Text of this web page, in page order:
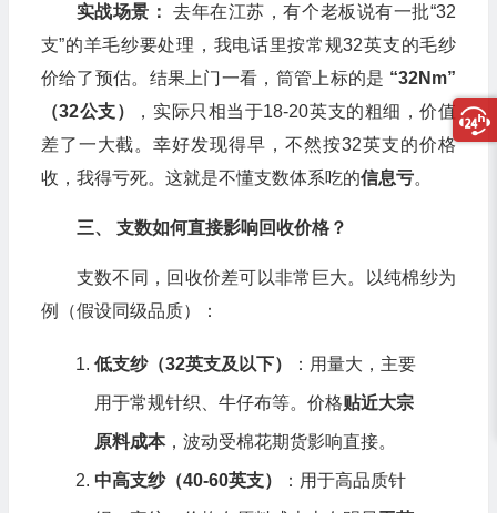
实战场景：
去年在江苏，有个老板说有一批“32
支”的羊毛纱要处理，我电话里按常规32英支的毛纱
价给了预估。结果上门一看，筒管上标的是 “32Nm”
（32公支）
，实际只相当于18-20英支的粗细，价值
差了一大截。幸好发现得早，不然按32英支的价格
收，我得亏死。这就是不懂支数体系吃的信息亏。
三、 支数如何直接影响回收价格？
支数不同，回收价差可以非常巨大。以纯棉纱为
例（假设同级品质）：
低支纱（32英支及以下） ：用量大，主要
用于常规针织、牛仔布等。价格贴近大宗
原料成本，波动受棉花期货影响直接。
中高支纱（40-60英支） ：用于高品质针